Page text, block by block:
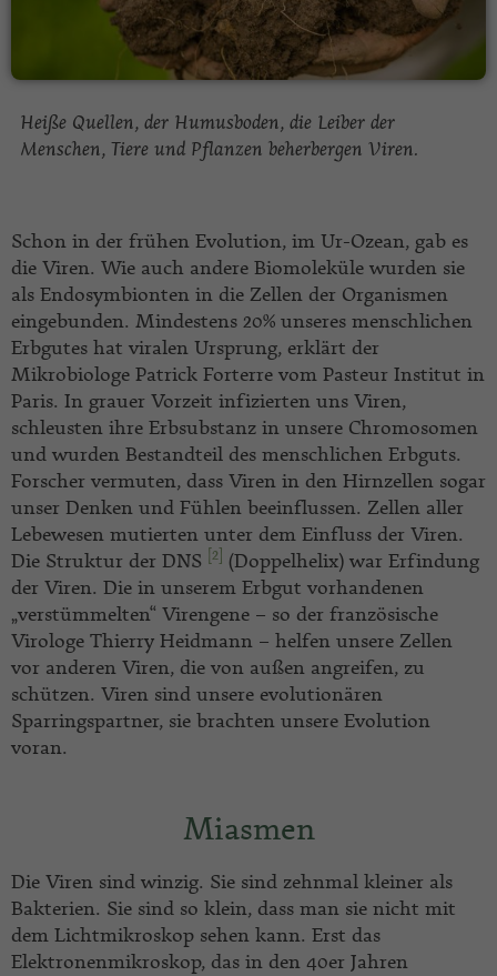
Heiße Quellen, der Humusboden, die Leiber der
Menschen, Tiere und Pflanzen beherbergen Viren.
Schon in der frühen Evolution, im Ur-Ozean, gab es
die Viren. Wie auch andere Biomoleküle wurden sie
als Endosymbionten in die Zellen der Organismen
eingebunden. Mindestens 20% unseres menschlichen
Erbgutes hat viralen Ursprung, erklärt der
Mikrobiologe Patrick Forterre vom Pasteur Institut in
Paris. In grauer Vorzeit infizierten uns Viren,
schleusten ihre Erbsubstanz in unsere Chromosomen
und wurden Bestandteil des menschlichen Erbguts.
Forscher vermuten, dass Viren in den Hirnzellen sogar
unser Denken und Fühlen beeinflussen. Zellen aller
Lebewesen mutierten unter dem Einfluss der Viren.
Die Struktur der DNS
[2]
(Doppelhelix) war Erfindung
der Viren. Die in unserem Erbgut vorhandenen
„verstümmelten“ Virengene – so der französische
Virologe Thierry Heidmann – helfen unsere Zellen
vor anderen Viren, die von außen angreifen, zu
schützen. Viren sind unsere evolutionären
Sparringspartner, sie brachten unsere Evolution
voran.
Miasmen
Die Viren sind winzig. Sie sind zehnmal kleiner als
Bakterien. Sie sind so klein, dass man sie nicht mit
dem Lichtmikroskop sehen kann. Erst das
Elektronenmikroskop, das in den 40er Jahren